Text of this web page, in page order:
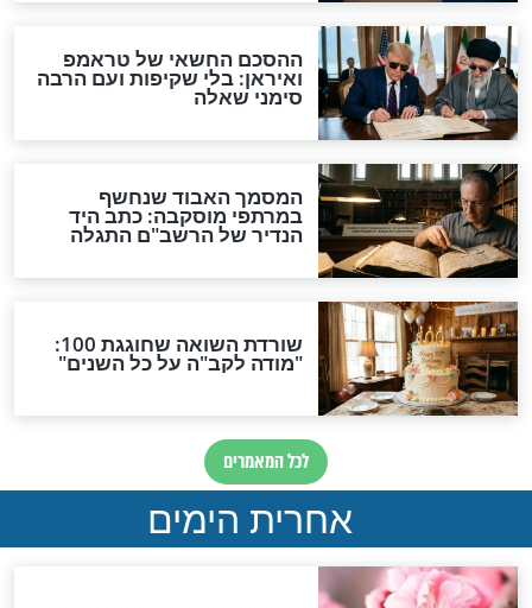
שמתחזקת:
עושה את זה,
שלי לא עובד"
מפורסמים
מנחת החדשות: "הרגעים
מתפללת, הם הרגעים שאני
מתחברת לקדוש ברוך הוא
מפורסמים